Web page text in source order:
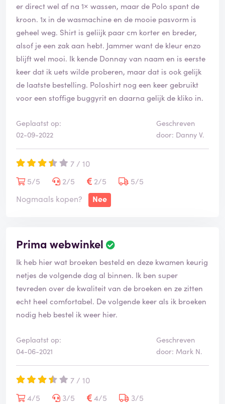
er direct wel af na 1× wassen, maar de Polo spant de
kroon. 1x in de wasmachine en de mooie pasvorm is
geheel weg. Shirt is geliijk paar cm korter en breder,
alsof je een zak aan hebt. Jammer want de kleur enzo
blijft wel mooi. Ik kende Donnay van naam en is eerste
keer dat ik uets wilde proberen, maar dat is ook gelijk
de laatste bestelling. Poloshirt nog een keer gebruikt
voor een stoffige buggyrit en daarna gelijk de kliko in.
Geplaatst op:
02-09-2022
Geschreven
door: Danny V.
7 / 10
5/5
2/5 2/5
5/5
Nogmaals kopen?
Nee
Prima webwinkel
Ik heb hier wat broeken besteld en deze kwamen keurig
netjes de volgende dag al binnen. Ik ben super
tevreden over de kwaliteit van de broeken en ze zitten
echt heel comfortabel. De volgende keer als ik broeken
nodig heb bestel ik weer hier.
Geplaatst op:
04-06-2021
Geschreven
door: Mark N.
7 / 10
4/5
3/5 4/5
3/5